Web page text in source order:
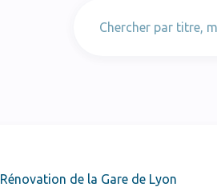
Rénovation de la Gare de Lyon